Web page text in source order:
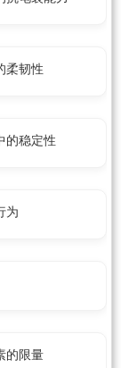
柔韧性
的稳定性
为
的限量